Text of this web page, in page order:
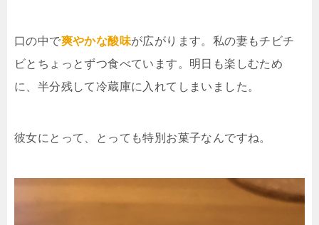
口の中で爽やかな酸味が広がります。私の妻もチビチ
ビとちょっとずつ食べています。明日も楽しむため
に、半分残して冷蔵庫に入れてしまいました。
彼女にとって、とっても特別お菓子なんですね。